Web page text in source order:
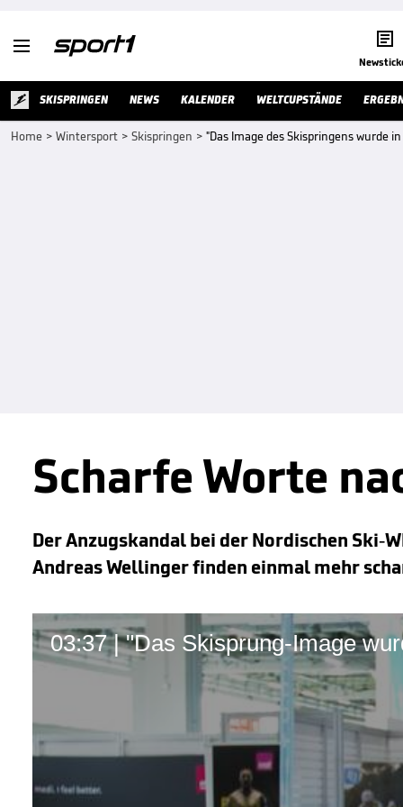
 
SKISPRINGEN NEWS KALENDER WELTCUPSTÄNDE
Home > Wintersport > Skispringen > "Das Image des Skispringens wurde
Scharfe Worte
Der Anzugskandal bei der Nordischen Ski-
Andreas Wellinger finden einmal mehr
03:37 | "Das Skisprung-Image